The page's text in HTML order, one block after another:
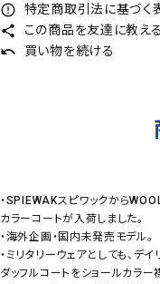
error_outline 特定商取引法に基づく
share この商品を友達に教える
undo 買い物を続ける
・SPIEWAKスピワックから
カラーコートが入荷しました。
・海外企画・国内未発売モデル。
・ミリタリーウェアとしても、デ
ダッフルコートをショールカラ